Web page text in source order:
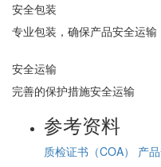
安全包装
专业包装，确保产品安全运输
安全运输
完善的保护措施安全运输
参考资料
质检证书（COA） 产